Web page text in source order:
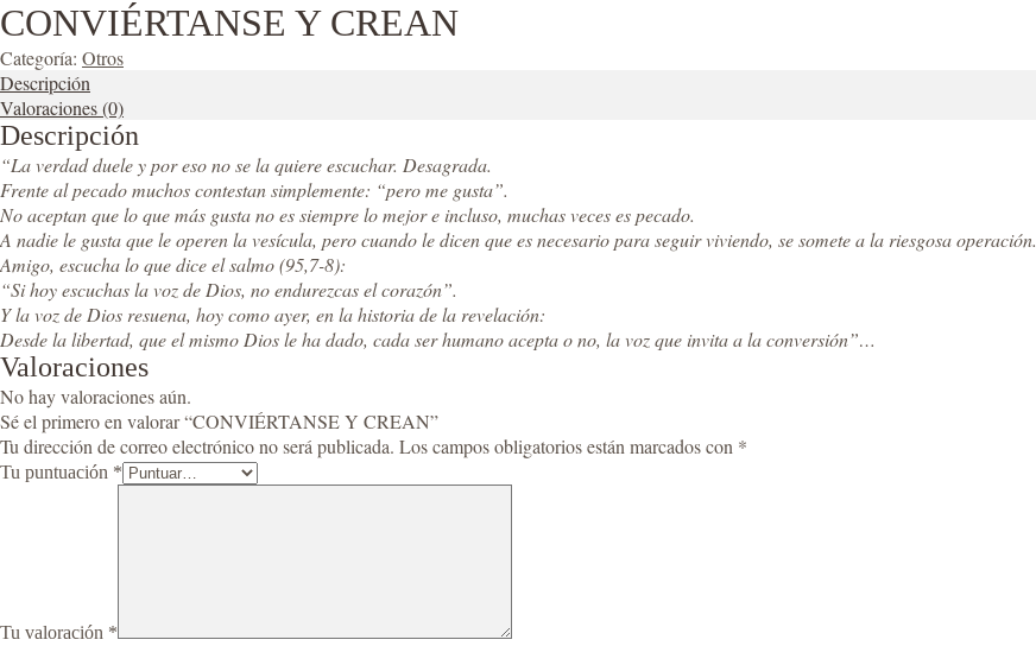
CONVIÉRTANSE Y CREAN
Categoría: Otros
Descripción
Valoraciones (0)
Descripción
“La verdad duele y por eso no se la quiere escuchar. Desagrada.
Frente al pecado muchos contestan simplemente: “pero me gusta”.
No aceptan que lo que más gusta no es siempre lo mejor e incluso, muchas veces es pecado.
A nadie le gusta que le operen la vesícula, pero cuando le dicen que es necesario para seguir viviendo, se somete a la riesgosa operación.
Amigo, escucha lo que dice el salmo (95,7-8):
“Si hoy escuchas la voz de Dios, no endurezcas el corazón”.
Y la voz de Dios resuena, hoy como ayer, en la historia de la revelación:
Desde la libertad, que el mismo Dios le ha dado, cada ser humano acepta o no, la voz que invita a la conversión”…
Valoraciones
No hay valoraciones aún.
Sé el primero en valorar “CONVIÉRTANSE Y CREAN”
Tu dirección de correo electrónico no será publicada. Los campos obligatorios están marcados con *
Tu puntuación *
Tu valoración *